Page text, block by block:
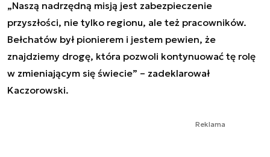
„Naszą nadrzędną misją jest zabezpieczenie
przyszłości, nie tylko regionu, ale też pracowników.
Bełchatów był pionierem i jestem pewien, że
znajdziemy drogę, która pozwoli kontynuować tę rolę
w zmieniającym się świecie” – zadeklarował
Kaczorowski.
Reklama